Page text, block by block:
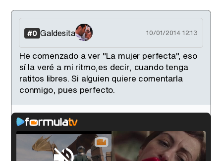
#0 Galdesita 10/01/2014 12:13
He comenzado a ver "La mujer perfecta", eso
sí la veré a mi ritmo,es decir, cuando tenga
ratitos libres. Si alguien quiere comentarla
conmigo, pues perfecto.